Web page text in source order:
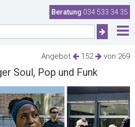
Beratung 034 533 34 35
Angebot 152 von 269
Soul, Pop und Funk